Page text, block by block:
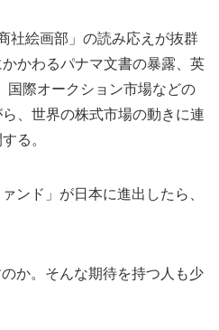
社絵画部」の読み応えが抜群
かわるパナマ文書の暴露、英
国際オークション市場などの
、世界の株式市場の動きに連
る。
ンド」が日本に進出したら、
か。そんな期待を持つ人も少